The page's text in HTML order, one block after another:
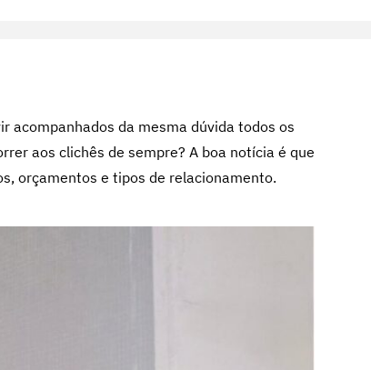
acompanhados da mesma dúvida todos os
aos clichês de sempre? A boa notícia é que
orçamentos e tipos de relacionamento.